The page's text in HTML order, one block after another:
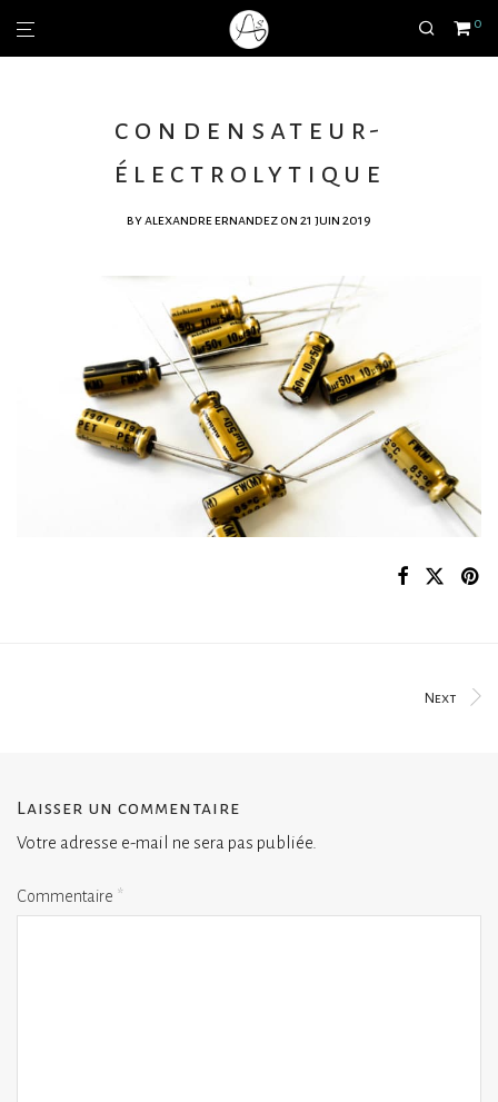
0
condensateur-
électrolytique
byalexandre ernandez on 21 juin 2019
Next
Laisser un commentaire
Votre adresse e-mail ne sera pas publiée.
Commentaire *